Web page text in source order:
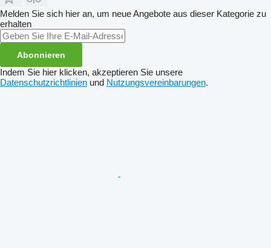
Melden Sie sich hier an, um neue Angebote aus dieser Kategorie zu
erhalten
Abonnieren
Indem Sie hier klicken, akzeptieren Sie unsere
Datenschutzrichtlinien und Nutzungsvereinbarungen.